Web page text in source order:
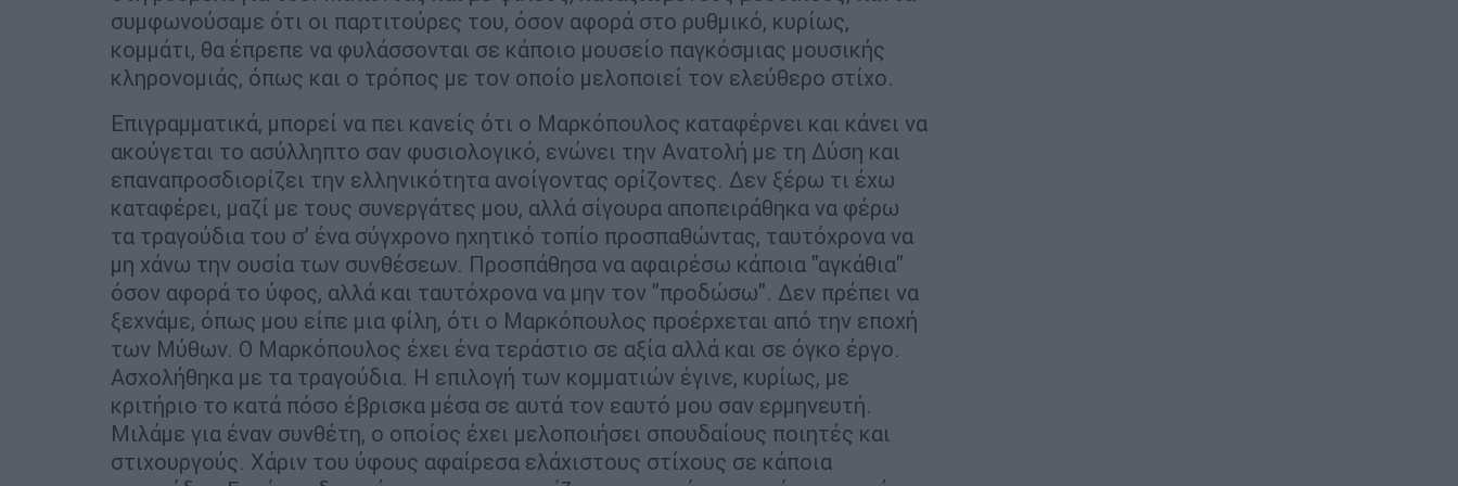
συμφωνούσαμε ότι οι παρτιτούρες του, όσον αφορά στο ρυθμικό, κυρίως,
κομμάτι, θα έπρεπε να φυλάσσονται σε κάποιο μουσείο παγκόσμιας μουσικής
κληρονομιάς, όπως και ο τρόπος με τον οποίο μελοποιεί τον ελεύθερο στίχο.
Επιγραμματικά, μπορεί να πει κανείς ότι ο Μαρκόπουλος καταφέρνει και κάνει να
ακούγεται το ασύλληπτο σαν φυσιολογικό, ενώνει την Ανατολή με τη Δύση και
επαναπροσδιορίζει την ελληνικότητα ανοίγοντας ορίζοντες. Δεν ξέρω τι έχω
καταφέρει, μαζί με τους συνεργάτες μου, αλλά σίγουρα αποπειράθηκα να φέρω
τα τραγούδια του σ’ ένα σύγχρονο ηχητικό τοπίο προσπαθώντας, ταυτόχρονα να
μη χάνω την ουσία των συνθέσεων. Προσπάθησα να αφαιρέσω κάποια "αγκάθια"
όσον αφορά το ύφος, αλλά και ταυτόχρονα να μην τον "προδώσω". Δεν πρέπει να
ξεχνάμε, όπως μου είπε μια φίλη, ότι ο Μαρκόπουλος προέρχεται από την εποχή
των Μύθων. Ο Μαρκόπουλος έχει ένα τεράστιο σε αξία αλλά και σε όγκο έργο.
Ασχολήθηκα με τα τραγούδια. Η επιλογή των κομματιών έγινε, κυρίως, με
κριτήριο το κατά πόσο έβρισκα μέσα σε αυτά τον εαυτό μου σαν ερμηνευτή.
Μιλάμε για έναν συνθέτη, ο οποίος έχει μελοποιήσει σπουδαίους ποιητές και
στιχουργούς. Χάριν του ύφους αφαίρεσα ελάχιστους στίχους σε κάποια